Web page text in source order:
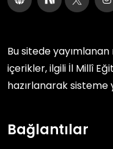
Bu sitede
içerikler, ilgili İl Millî
hazırlanarak sisteme
Bağlantılar